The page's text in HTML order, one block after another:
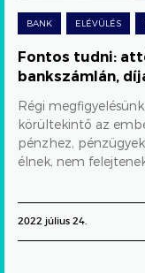
bankszámlán,
díjak
még
terhelhetik!
BANK ELÉVÜLÉS
Fontos tudni:
bankszámlán,
Régi
körültekintő az
pénzhez,
élnek, nem
2022 július 24.